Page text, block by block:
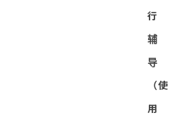
行
辅
导
（使
用